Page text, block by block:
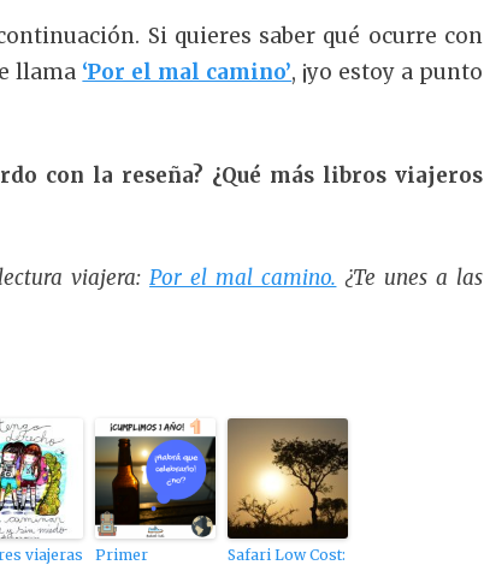
Si quieres saber qué ocurre con
llama ‘Por el mal camino’, ¡yo estoy a punto
con la reseña? ¿Qué más libros viajeros
viajera:Por el mal camino. ¿Te unes a las
viajeras
Primer
Safari Low Cost: